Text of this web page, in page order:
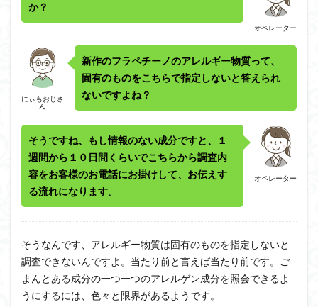
オペレーター
か？
にぃもおじさ
ん
新作のフラペチーノのアレルギー物質って、
固有のものをこちらで指定しないと答えられ
ないですよね？
オペレーター
そうですね、もし情報のない成分ですと、１
週間から１０日間くらいでこちらから調査内
容をお客様のお電話にお掛けして、お伝えす
る流れになります。
そうなんです、アレルギー物質は固有のものを指定しないと
調査できないんですよ。当たり前と言えば当たり前です。ご
まんとある成分の一つ一つのアレルゲン成分を照会できるよ
うにするには、色々と限界があるようです。